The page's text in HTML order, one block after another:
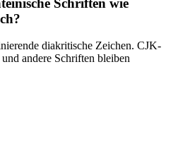
Schriften wie
diakritische Zeichen. CJK-
andere Schriften bleiben